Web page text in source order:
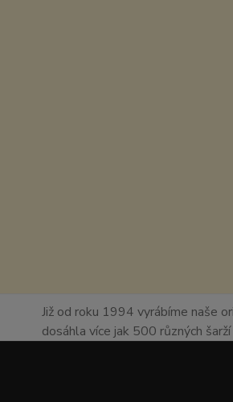
Již od roku 1994 vyrábíme naše
dosáhla více jak 500 různých